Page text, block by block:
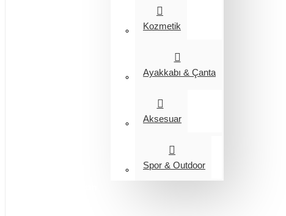
Kozmetik
Ayakkabı & Çanta
Aksesuar
Spor & Outdoor